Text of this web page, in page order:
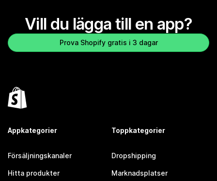
Vill du lägga till en app?
Prova Shopify gratis i 3 dagar
Appkategorier
Försäljningskanaler
Hitta produkter
Toppkategorier
Dropshipping
Marknadsplatser